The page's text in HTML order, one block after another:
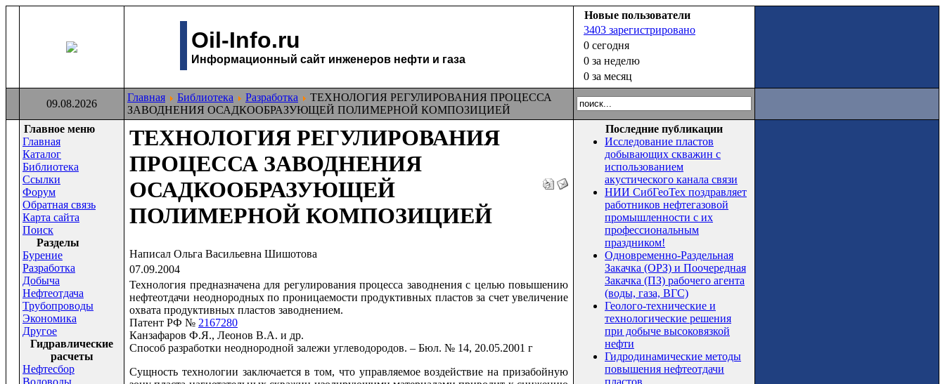
Oil-Info.ru
Информационный сайт инженеров нефти и газа
Новые пользователи
3403 зарегистрировано
0 сегодня
0 за неделю
0 за месяц
09.08.2026
Главная Библиотека Разработка
ТЕХНОЛОГИЯ РЕГУЛИРОВАНИЯ ПРОЦЕССА
ЗАВОДНЕНИЯ ОСАДКООБРАЗУЮЩЕЙ ПОЛИМЕРНОЙ КОМПОЗИЦИЕЙ
Главное меню
Главная
Каталог
Библиотека
Ссылки
Форум
Обратная связь
Карта сайта
Поиск
Раздeлы
Бурение
Разработка
Добыча
Нефтеотдача
Трубопроводы
Экономика
Другое
Гидравлические
расчеты
Нефтесбор
Водоводы
ТЕХНОЛОГИЯ РЕГУЛИРОВАНИЯ
ПРОЦЕССА ЗАВОДНЕНИЯ
ОСАДКООБРАЗУЮЩЕЙ
ПОЛИМЕРНОЙ КОМПОЗИЦИЕЙ
Написал Ольга Васильевна Шишотова
07.09.2004
Технология предназначена для регулирования процесса заводнения с целью повышению
нефтеотдачи неоднородных по проницаемости продуктивных пластов за счет увеличение
охвата продуктивных пластов заводнением.
Патент РФ № 2167280
Канзафаров Ф.Я., Леонов В.А. и др.
Способ разработки неоднородной залежи углеводородов. – Бюл. № 14, 20.05.2001 г
Сущность технологии заключается в том, что управляемое воздействие на призабойную
Последние публикации
Исследование пластов
добывающих скважин с
использованием
акустического канала связи
НИИ СибГеоТех поздравляет
работников нефтегазовой
промышленности с их
профессиональным
праздником!
Одновременно-Раздельная
Закачка (ОРЗ) и Поочередная
Закачка (ПЗ) рабочего агента
(воды, газа, ВГС)
Геолого-технические и
технологические решения
при добыче высоковязкой
нефти
Гидродинамические методы
повышения нефтеотдачи
пластов